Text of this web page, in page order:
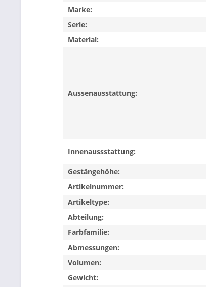
Marke:
Serie:
Material:
Aussenausstattung:
Innenaussstattung:
Gestängehöhe:
Artikelnummer:
Artikeltype:
Abteilung:
Farbfamilie:
Abmessungen:
Volumen:
Gewicht: